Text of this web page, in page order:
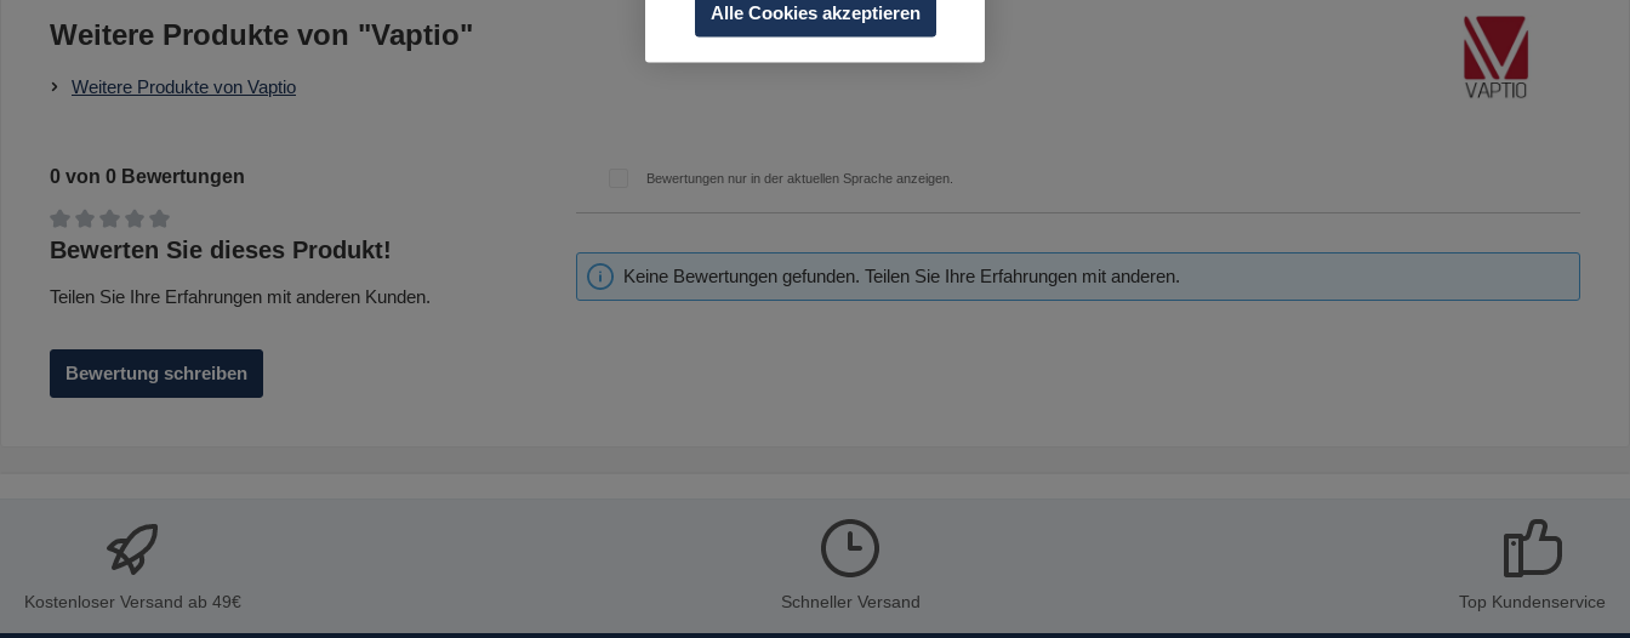
Weitere Produkte von "Vaptio"
Weitere Produkte von Vaptio
0 von 0 Bewertungen
Durchschnittliche Bewertung von 0 von 5 Sternen
Bewerten Sie dieses Produkt!
Teilen Sie Ihre Erfahrungen mit anderen Kunden.
Bewertung schreiben
Bewertungen nur in der aktuellen Sprache anzeigen.
Keine Bewertungen gefunden. Teilen Sie Ihre Erfahrungen mit anderen.
Kostenloser Versand ab 49€ Schneller Versand Top Kundenservice
Alle Cookies akzeptieren